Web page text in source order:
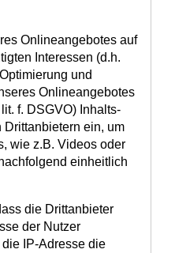
Onlineangebotes auf
Interessen (d.h.
und
Onlineangebotes
f. DSGVO) Inhalts-
ein, um
wie z.B. Videos oder
einheitlich
die Drittanbieter
der Nutzer
IP-Adresse die